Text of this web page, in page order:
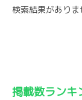
検索結果がありま
掲載数ランキ